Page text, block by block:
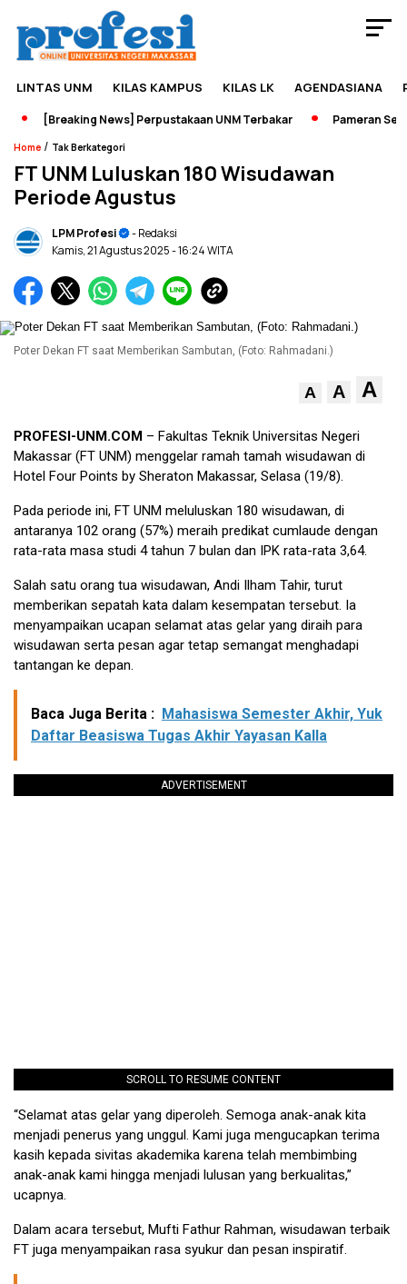
LINTAS UNM KILAS KAMPUS KILAS LK AGENDASIANA
[Breaking News] Perpustakaan UNM Terbakar Pameran
Home / Tak Berkategori
FT UNM Luluskan 180 Wisudawan
Periode Agustus
LPM Profesi
- Redaksi
Kamis, 21 Agustus 2025- 16:24 WITA
Poter Dekan FT saat Memberikan Sambutan, (Foto: Rahmadani.)
A A A
PROFESI-UNM.COM – Fakultas Teknik Universitas Negeri
Makassar (FT UNM) menggelar ramah tamah wisudawan di
Hotel Four Points by Sheraton Makassar, Selasa (19/8).
Pada periode ini, FT UNM meluluskan 180 wisudawan, di
antaranya 102 orang (57%) meraih predikat cumlaude dengan
rata-rata masa studi 4 tahun 7 bulan dan IPK rata-rata 3,64.
Salah satu orang tua wisudawan, Andi Ilham Tahir, turut
memberikan sepatah kata dalam kesempatan tersebut. Ia
menyampaikan ucapan selamat atas gelar yang diraih para
wisudawan serta pesan agar tetap semangat menghadapi
tantangan ke depan.
Baca Juga Berita : Mahasiswa Semester Akhir, Yuk
Daftar Beasiswa Tugas Akhir Yayasan Kalla
ADVERTISEMENT
SCROLL TO RESUME CONTENT
“Selamat atas gelar yang diperoleh. Semoga anak-anak kita
menjadi penerus yang unggul. Kami juga mengucapkan terima
kasih kepada sivitas akademika karena telah membimbing
anak-anak kami hingga menjadi lulusan yang berkualitas,”
ucapnya.
Dalam acara tersebut, Mufti Fathur Rahman, wisudawan terbaik
FT juga menyampaikan rasa syukur dan pesan inspiratif.